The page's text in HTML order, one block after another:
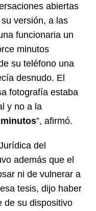
abiertas
versión, a las
funcionaria un
minutos
su teléfono una
desnudo. El
fotografía estaba
y no a la
”, afirmó.
del
además que el
ni de vulnerar a
tesis, dijo haber
de su dispositivo